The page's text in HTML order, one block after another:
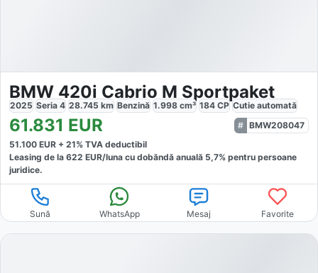
BMW 420i Cabrio M Sportpaket
2025 Seria 4 28.745 km Benzină 1.998 cm³ 184 CP Cutie automată
61.831 EUR
BMW208047
51.100 EUR + 21% TVA deductibil
Leasing de la 622 EUR/luna cu dobăndă anuală 5,7% pentru persoane
juridice.
Sună WhatsApp Mesaj Favorite